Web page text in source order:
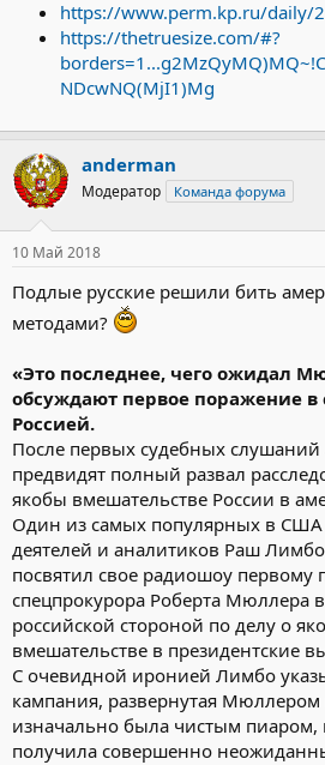
https://www.perm.kp.ru/daily/
https://thetruesize.com/#?
NDcwNQ(MjI1)Mg
anderman
Модератор Команда форума
10 Май 2018
Подлые русские решили бить
методами?
«Это последнее, чего ожидал
обсуждают первое поражение в
Россией.
После первых судебных
предвидят полный развал
якобы вмешательстве России в
Один из самых популярных в
деятелей и аналитиков Раш
посвятил свое радиошоу
спецпрокурора Роберта Мюллера
российской стороной по делу о
вмешательстве в президентские
С очевидной иронией Лимбо
кампания, развернутая Мюллером
изначально была чистым пиаром,
получила совершенно